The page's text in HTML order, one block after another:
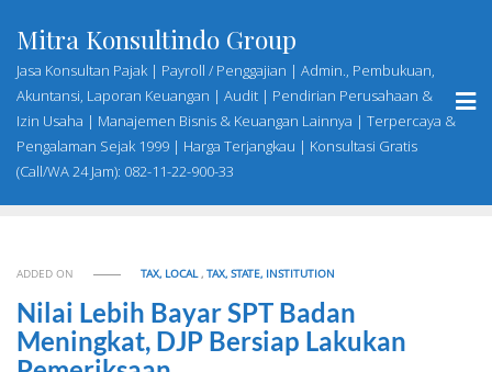
content
Mitra Konsultindo Group
Jasa Konsultan Pajak | Payroll / Penggajian | Admin., Pembukuan,
Akuntansi, Laporan Keuangan | Audit | Pendirian Perusahaan &
Izin Usaha | Manajemen Bisnis & Keuangan Lainnya | Terpercaya &
Pengalaman Sejak 1999 | Harga Terjangkau | Konsultasi Gratis
(Call/WA 24 Jam): 082-11-22-900-33
ADDED ON TAX, LOCAL,TAX, STATE, INSTITUTION
Nilai Lebih Bayar SPT Badan
Meningkat, DJP Bersiap Lakukan